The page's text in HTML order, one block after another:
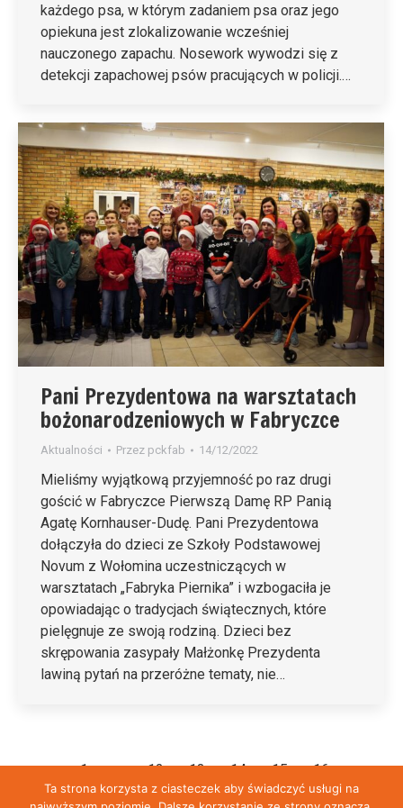
każdego psa, w którym zadaniem psa oraz jego
opiekuna jest zlokalizowanie wcześniej
nauczonego zapachu. Nosework wywodzi się z
detekcji zapachowej psów pracujących w policji.…
Pani Prezydentowa na warsztatach
bożonarodzeniowych w Fabryczce
Aktualności Przez pckfab 14/12/2022
Mieliśmy wyjątkową przyjemność po raz drugi
gościć w Fabryczce Pierwszą Damę RP Panią
Agatę Kornhauser-Dudę. Pani Prezydentowa
dołączyła do dzieci ze Szkoły Podstawowej
Novum z Wołomina uczestniczących w
warsztatach „Fabryka Piernika” i wzbogaciła je
opowiadając o tradycjach świątecznych, które
pielęgnuje ze swoją rodziną. Dzieci bez
skrępowania zasypały Małżonkę Prezydenta
lawiną pytań na przeróżne tematy, nie…
← 1 … 12 13 14 15 16
…
37
→
Ta strona korzysta z ciasteczek aby świadczyć usługi na